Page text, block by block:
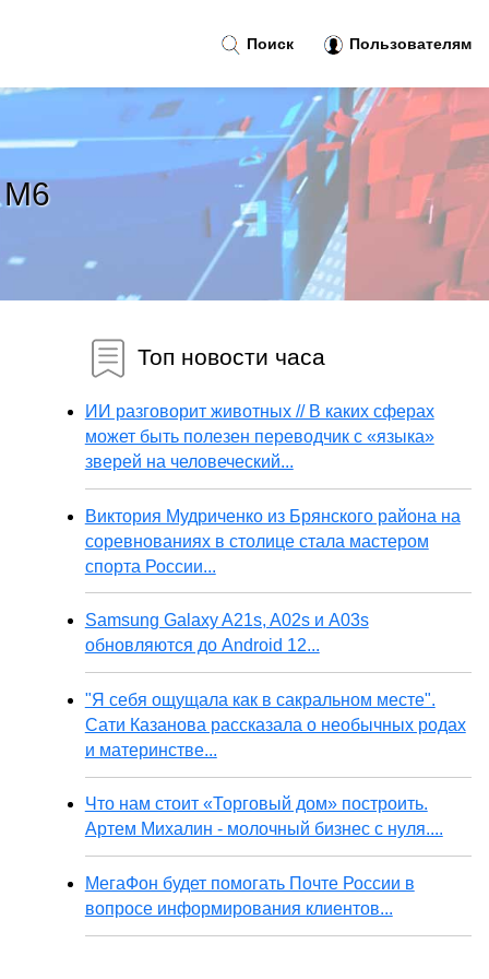
Топ новости часа
ИИ разговорит животных // В каких сферах
может быть полезен переводчик с «языка»
зверей на человеческий...
Виктория Мудриченко из Брянского района на
соревнованиях в столице стала мастером
спорта России...
Samsung Galaxy A21s, A02s и A03s
обновляются до Android 12...
"Я себя ощущала как в сакральном месте".
Сати Казанова рассказала о необычных родах
и материнстве...
Что нам стоит «Торговый дом» построить.
Артем Михалин - молочный бизнес с нуля....
МегаФон будет помогать Почте России в
вопросе информирования клиентов...
Поиск Пользователям